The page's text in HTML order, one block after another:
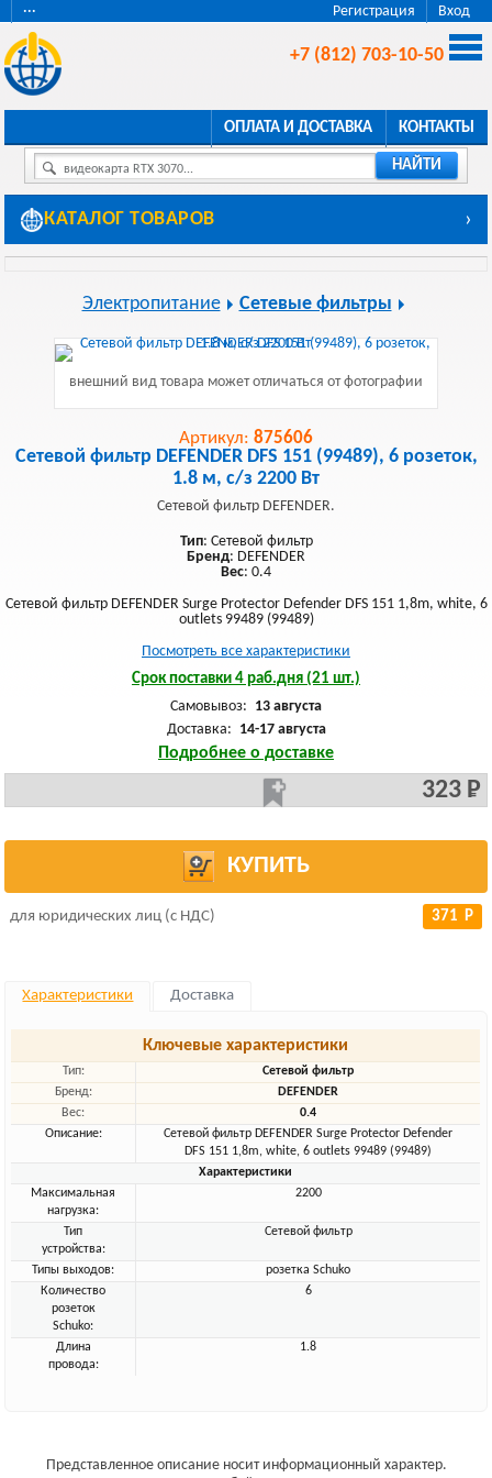
Регистрация Вход
···
+7 (812) 703-10-50
ОПЛАТА И ДОСТАВКА КОНТАКТЫ
видеокарта RTX 3070... НАЙТИ
КАТАЛОГ ТОВАРОВ ›
Электропитание Сетевые фильтры
внешний вид товара может отличаться от фотографии
Артикул: 875606
Сетевой фильтр DEFENDER DFS 151 (99489), 6 розеток,
1.8 м, с/з 2200 Вт
Сетевой фильтр DEFENDER.
Тип: Сетевой фильтр
Бренд: DEFENDER
Вес: 0.4
Сетевой фильтр DEFENDER Surge Protector Defender DFS 151 1,8m, white, 6
outlets 99489 (99489)
Посмотреть все характеристики
Срок поставки 4 раб.дня (21 шт.)
Самовывоз: 13 августа
Доставка: 14-17 августа
Подробнее о доставке
323 Р
КУПИТЬ
для юридических лиц (с НДС) 371 Р
Характеристики Доставка
Ключевые характеристики
Тип:
Сетевой фильтр
Бренд:
DEFENDER
Вес:
0.4
Описание:
Сетевой фильтр DEFENDER Surge Protector Defender
DFS 151 1,8m, white, 6 outlets 99489 (99489)
Характеристики
Максимальная
нагрузка:
2200
Тип
устройства:
Сетевой фильтр
Типы выходов:
розетка Schuko
Количество
розеток
Schuko:
6
Длина
провода:
1.8
Представленное описание носит информационный характер.